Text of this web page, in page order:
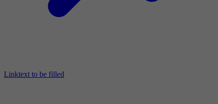
Linktext to be filled